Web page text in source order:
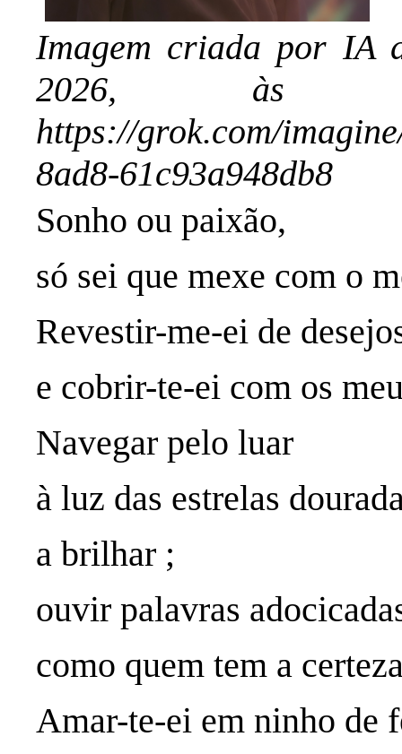
Imagem criada por IA
2026, às
https://grok.com/
8ad8-61c93a948db8
Sonho ou paixão,
só sei que mexe com o
Revestir-me-ei de
e cobrir-te-ei com os
Navegar pelo luar
à luz das estrelas
a brilhar ;
ouvir palavras
como quem tem a
Amar-te-ei em ninho de